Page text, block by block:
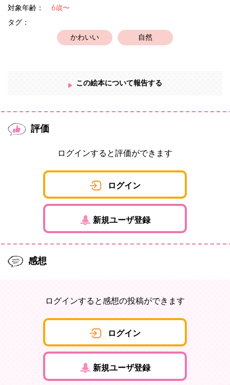
対象年齢：
6歳〜
タグ：
かわいい 自然
この絵本について報告する
評価
ログインすると評価ができます
ログイン
新規ユーザ登録
感想
ログインすると感想の投稿ができます
ログイン
新規ユーザ登録